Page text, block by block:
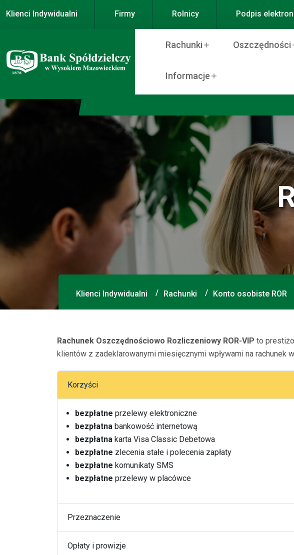
Klienci Indywidualni Firmy Rolnicy Podpis
Rachunki Oszczędności
Informacje
Klienci Indywidualni Rachunki Konto osobiste ROR
Rachunek Oszczędnościowo Rozliczeniowy ROR-VIP to
klientów z zadeklarowanymi miesięcznymi wpływami na rachunek
Korzyści
bezpłatne przelewy elektroniczne
bezpłatna bankowość internetową
bezpłatna karta Visa Classic Debetowa
bezpłatne zlecenia stałe i polecenia zapłaty
bezpłatne komunikaty SMS
bezpłatne przelewy w placówce
Przeznaczenie
Opłaty i prowizje